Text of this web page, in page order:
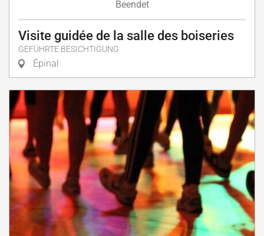
Beendet
Visite guidée de la salle des boiseries
GEFÜHRTE BESICHTIGUNG
Épinal